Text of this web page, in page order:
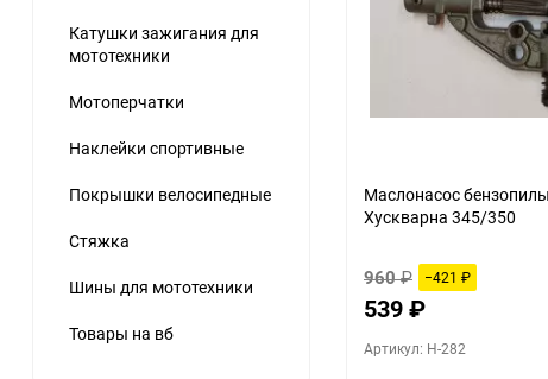
Катушки зажигания для
мототехники
Мотоперчатки
Наклейки спортивные
Покрышки велосипедные
Стяжка
Шины для мототехники
Товары на вб
Маслонасос бензопилы
Хускварна 345/350
960 ₽ −421 ₽
539₽
Артикул: H-282